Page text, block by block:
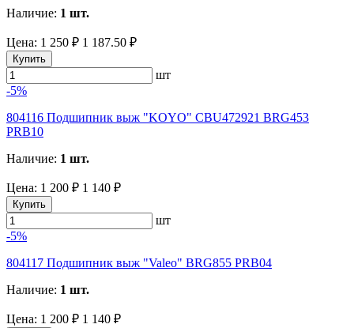
Наличие: 1 шт.
Цена: 1 250 ₽ 1 187.50 ₽
Купить
шт
-5%
804116 Подшипник выж "KOYO" CBU472921 BRG453
PRB10
Наличие: 1 шт.
Цена: 1 200 ₽ 1 140 ₽
Купить
шт
-5%
804117 Подшипник выж "Valeo" BRG855 PRB04
Наличие: 1 шт.
Цена: 1 200 ₽ 1 140 ₽